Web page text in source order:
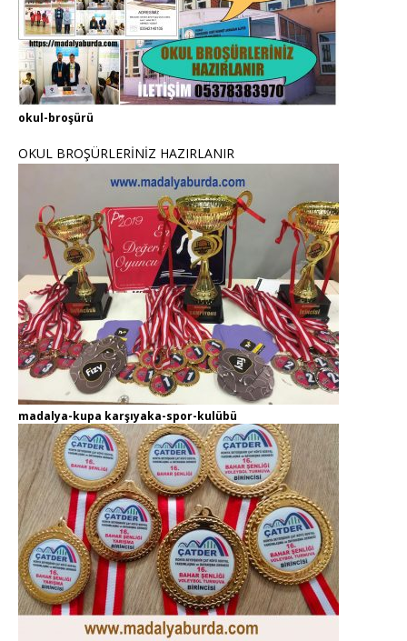
okul-broşürü
OKUL BROŞÜRLERİNİZ HAZIRLANIR
madalya-kupa karşıyaka-spor-kulübü